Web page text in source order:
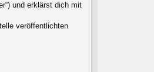
und erklärst dich mit
veröffentlichten